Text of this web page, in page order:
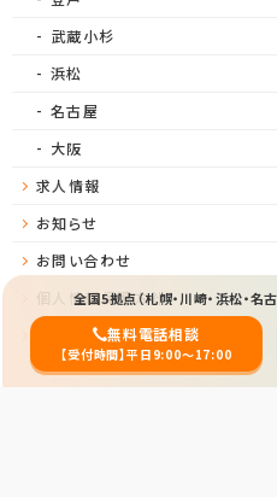
武蔵小杉
浜松
名古屋
大阪
求人情報
お知らせ
お問い合わせ
個人情報保護方針
サイトマップ
全国5拠点（札幌・川崎・浜松・名
無料電話相談
【受付時間】平日9:00〜17:00